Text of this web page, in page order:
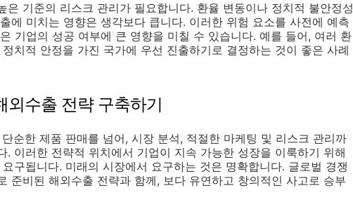
은 기준의 리스크 관리가 필요합니다. 환율 변동이나 정치적 불안정성
에 미치는 영향은 생각보다 큽니다. 이러한 위험 요소를 사전에 예측
기업의 성공 여부에 큰 영향을 미칠 수 있습니다. 예를 들어, 여러 환
치적 안정을 가진 국가에 우선 진출하기로 결정하는 것이 좋은 사례
외수출 전략 구축하기
순한 제품 판매를 넘어, 시장 분석, 적절한 마케팅 및 리스크 관리까
. 이러한 전략적 위치에서 기업이 지속 가능한 성장을 이룩하기 위해
구됩니다. 미래의 시장에서 요구하는 것은 명확합니다. 글로벌 경쟁
준비된 해외수출 전략과 함께, 보다 유연하고 창의적인 사고로 승부